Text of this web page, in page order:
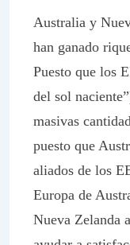
Australia y
han ganado
Puesto que los
del sol
masivas
puesto que
aliados de los
Europa de
Nueva Zelanda